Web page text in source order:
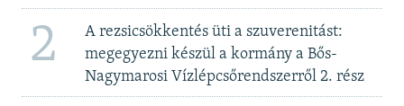
2
A rezsicsökkentés üti a szuverenitást:
megegyezni készül a kormány a Bős-
Nagymarosi Vízlépcsőrendszerről 2. rész